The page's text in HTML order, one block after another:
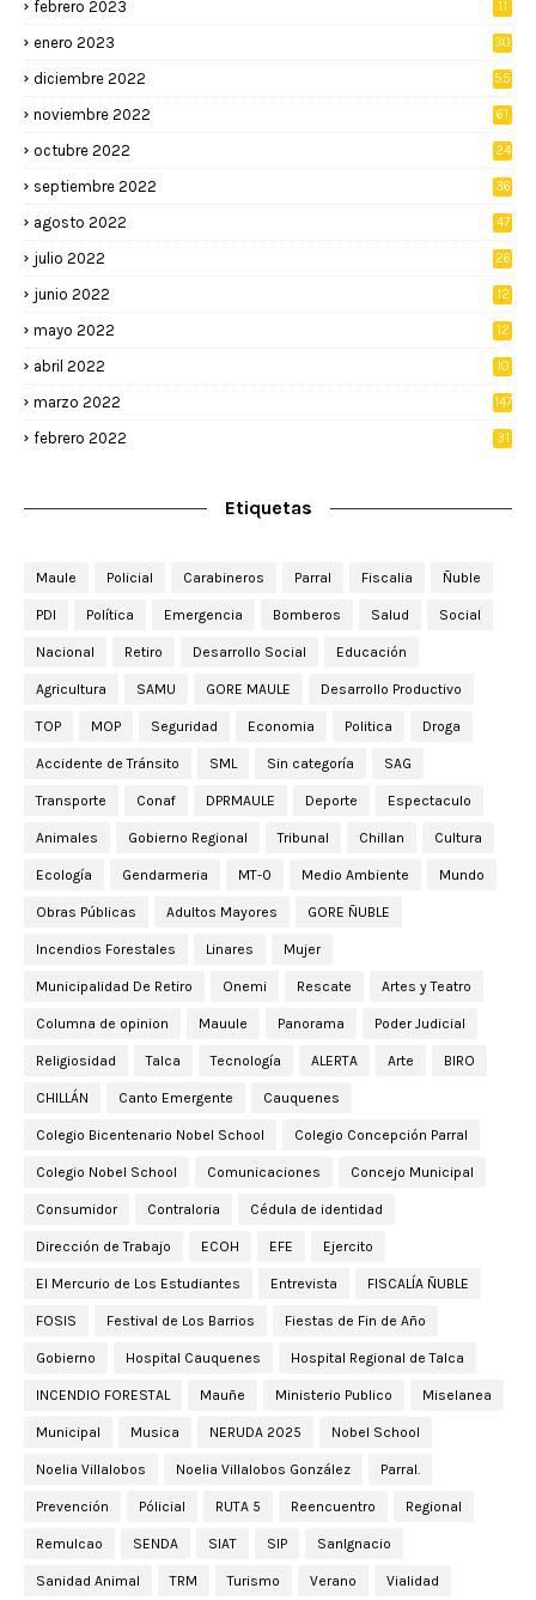
febrero 2023 11
enero 2023 30
diciembre 2022 55
noviembre 2022 61
octubre 2022 24
septiembre 2022 36
agosto 2022 47
julio 2022 26
junio 2022
12
mayo 2022
12
abril 2022
10
marzo 2022 147
febrero 2022 31
Etiquetas
Maule Policial Carabineros Parral Fiscalia Ñuble
PDI Política Emergencia Bomberos Salud Social
Nacional Retiro Desarrollo Social Educación
Agricultura SAMU GORE MAULE Desarrollo Productivo
TOP MOP Seguridad Economia Politica Droga
Accidente de Tránsito SML Sin categoría SAG
Transporte Conaf DPRMAULE Deporte Espectaculo
Animales Gobierno Regional Tribunal Chillan Cultura
Ecología Gendarmeria MT-0 Medio Ambiente Mundo
Obras Públicas Adultos Mayores GORE ÑUBLE
Incendios Forestales Linares Mujer
Municipalidad De Retiro Onemi Rescate Artes y Teatro
Columna de opinion Mauule Panorama Poder Judicial
Religiosidad Talca Tecnología ALERTA Arte BIRO
CHILLÁN Canto Emergente Cauquenes
Colegio Bicentenario Nobel School Colegio Concepción Parral
Colegio Nobel School Comunicaciones Concejo Municipal
Consumidor Contraloria Cédula de identidad
Dirección de Trabajo ECOH EFE Ejercito
El Mercurio de Los Estudiantes Entrevista FISCALÍA ÑUBLE
FOSIS Festival de Los Barrios Fiestas de Fin de Año
Gobierno Hospital Cauquenes Hospital Regional de Talca
INCENDIO FORESTAL Mauñe Ministerio Publico Miselanea
Municipal Musica NERUDA 2025 Nobel School
Noelia Villalobos Noelia Villalobos González Parral.
Prevención Pólicial RUTA 5 Reencuentro Regional
Remulcao SENDA SIAT SIP SanIgnacio
Sanidad Animal TRM Turismo Verano Vialidad